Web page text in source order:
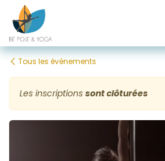
Se rendre au contenu
Tous les événements
Les inscriptions sont clôturées